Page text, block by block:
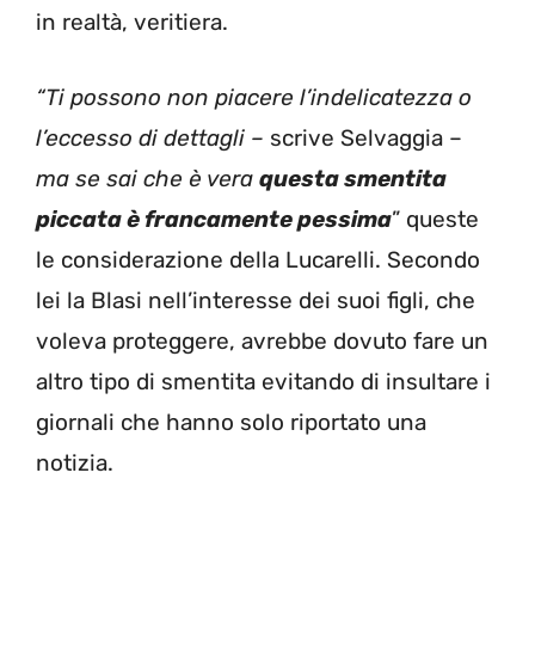
in realtà, veritiera.
“Ti possono non piacere l’indelicatezza o
l’eccesso di dettagli – scrive Selvaggia –
ma se sai che è vera questa smentita
piccata è francamente pessima” queste
le considerazione della Lucarelli. Secondo
lei la Blasi nell’interesse dei suoi figli, che
voleva proteggere, avrebbe dovuto fare un
altro tipo di smentita evitando di insultare i
giornali che hanno solo riportato una
notizia.